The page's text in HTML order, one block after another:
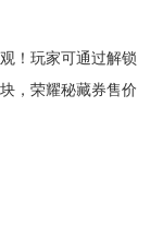
！玩家可通过解锁
，荣耀秘藏券售价